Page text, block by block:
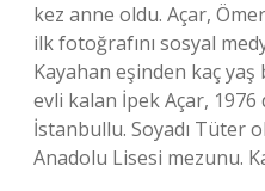
kez anne oldu. Açar,
ilk fotoğrafını sosyal
Kayahan eşinden kaç yaş
evli kalan İpek Açar,
İstanbullu. Soyadı Tüter
Anadolu Lisesi mezunu.